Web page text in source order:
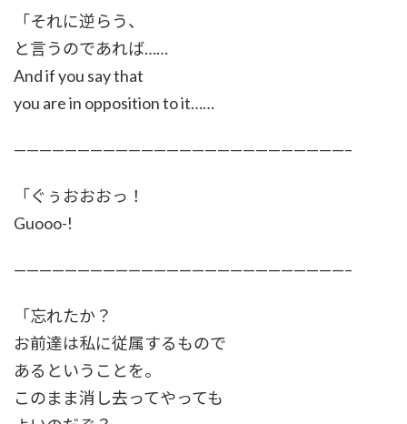
「それに逆らう、
と言うのであれば……
And if you say that
you are in opposition to it……
——————————————————————————–
「ぐぅおおおっ！
Guooo-!
——————————————————————————–
「忘れたか？
お前達は私に従属するもので
あるということを。
このまま消し去ってやっても